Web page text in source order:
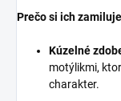
Prečo si ich
Kúzelné
motýlikmi,
charakter.